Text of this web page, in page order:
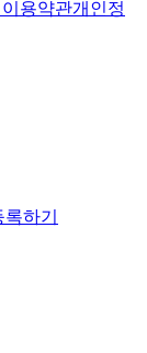
용약관개인정
하기